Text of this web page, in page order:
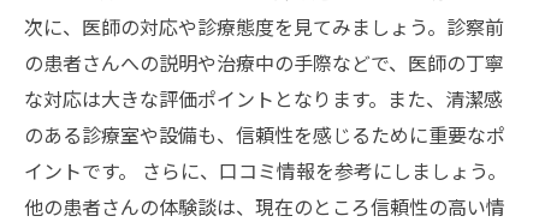
次に、医師の対応や診療態度を見てみましょう。診察前
の患者さんへの説明や治療中の手際などで、医師の丁寧
な対応は大きな評価ポイントとなります。また、清潔感
のある診療室や設備も、信頼性を感じるために重要なポ
イントです。 さらに、口コミ情報を参考にしましょう。
他の患者さんの体験談は、現在のところ信頼性の高い情